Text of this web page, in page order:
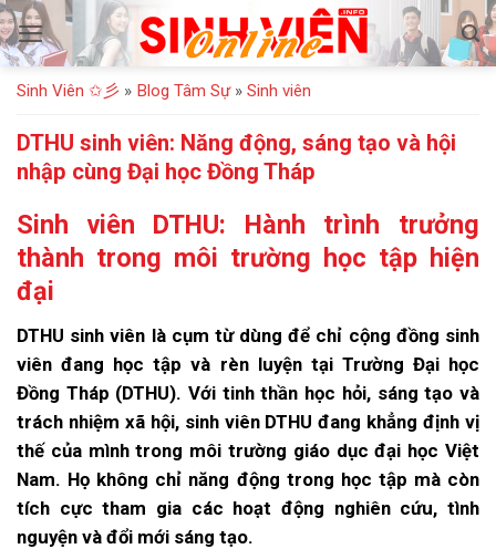
Bỏ
qua
nội
dung
Sinh Viên ✩彡 » Blog Tâm Sự» Sinh viên
DTHU sinh viên: Năng động, sáng tạo và hội
nhập cùng Đại học Đồng Tháp
Sinh viên DTHU: Hành trình trưởng
thành trong môi trường học tập hiện
đại
DTHU sinh viên là cụm từ dùng để chỉ cộng đồng sinh
viên đang học tập và rèn luyện tại Trường Đại học
Đồng Tháp (DTHU). Với tinh thần học hỏi, sáng tạo và
trách nhiệm xã hội, sinh viên DTHU đang khẳng định vị
thế của mình trong môi trường giáo dục đại học Việt
Nam. Họ không chỉ năng động trong học tập mà còn
tích cực tham gia các hoạt động nghiên cứu, tình
nguyện và đổi mới sáng tạo.